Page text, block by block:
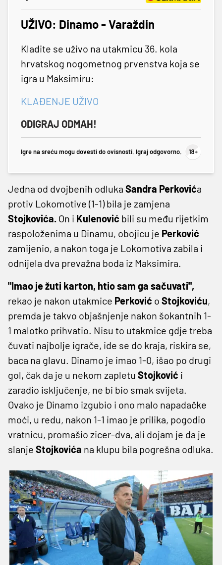
UŽIVO: Dinamo - Varaždin
Kladite se uživo na utakmicu 36. kola
hrvatskog nogometnog prvenstva koja se
igra u Maksimiru:
KLAĐENJE UŽIVO
ODIGRAJ ODMAH!
Igre na sreću mogu dovesti do ovisnosti. Igraj odgovorno.
Jedna od dvojbenih odluka Sandra Perkovića
protiv Lokomotive (1-1) bila je zamjena
Stojkovića. On i Kulenović bili su među rijetkim
raspoloženima u Dinamu, obojicu je Perković
zamijenio, a nakon toga je Lokomotiva zabila i
odnijela dva prevažna boda iz Maksimira.
"Imao je žuti karton, htio sam ga sačuvati",
rekao je nakon utakmice Perković o Stojkoviću,
premda je takvo objašnjenje nakon šokantnih 1-
1 malotko prihvatio. Nisu to utakmice gdje treba
čuvati najbolje igrače, ide se do kraja, riskira se,
baca na glavu. Dinamo je imao 1-0, išao po drugi
gol, čak da je u nekom zapletu Stojković i
zaradio isključenje, ne bi bio smak svijeta.
Ovako je Dinamo izgubio i ono malo napadačke
moći, u redu, nakon 1-1 imao je prilika, pogodio
vratnicu, promašio zicer-dva, ali dojam je da je
slanje Stojkovića na klupu bila pogrešna odluka.